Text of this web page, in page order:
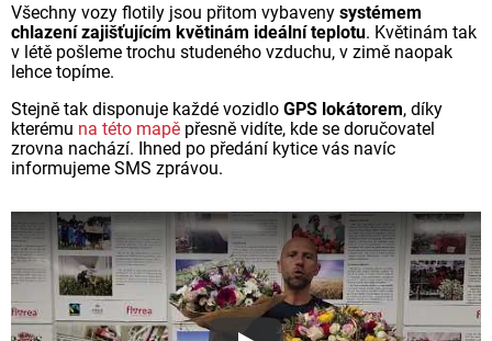
Všechny vozy flotily jsou přitom vybaveny systémem
chlazení zajišťujícím květinám ideální teplotu. Květinám tak
v létě pošleme trochu studeného vzduchu, v zimě naopak
lehce topíme.
Stejně tak disponuje každé vozidlo GPS lokátorem, díky
kterému na této mapě přesně vidíte, kde se doručovatel
zrovna nachází. Ihned po předání kytice vás navíc
informujeme SMS zprávou.